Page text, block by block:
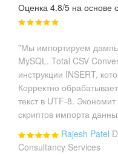
Оценка 4.8/5 на основе
"Мы импортируем
MySQL. Total CSV
инструкции INSERT,
Корректно
текст в UTF-8.
скриптов импорта
Rajesh Patel
Consultancy Services